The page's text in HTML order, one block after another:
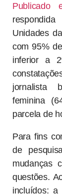
Publicado
Unidades
com 95%
inferior a
jornalista
feminina
parcela de
Para fins
de
mudanças
questões.
incluídos: a